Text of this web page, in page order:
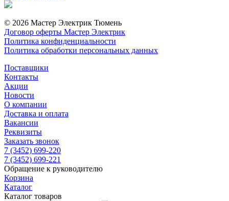
© 2026 Мастер Электрик Тюмень
Договор оферты Мастер Электрик
Политика конфиденциальности
Политика обработки персональных данных
Поставщики
Контакты
Акции
Новости
О компании
Доставка и оплата
Вакансии
Реквизиты
Заказать звонок
7 (3452) 699-220
7 (3452) 699-221
Обращение к руководителю
Корзина
Каталог
Каталог товаров